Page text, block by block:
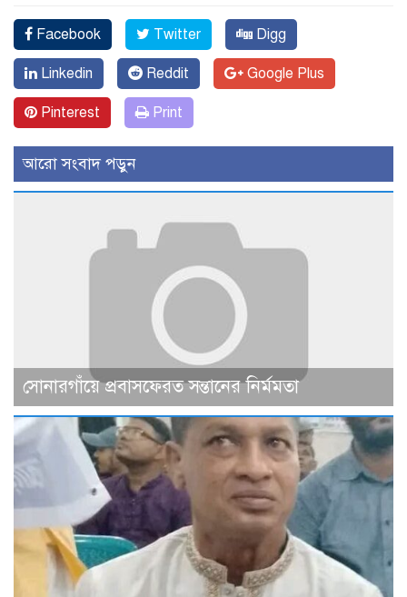
Facebook Twitter Digg
Linkedin Reddit Google Plus
Pinterest Print
আরো সংবাদ পড়ুন
সোনারগাঁয়ে প্রবাসফেরত সন্তানের নির্মমতা